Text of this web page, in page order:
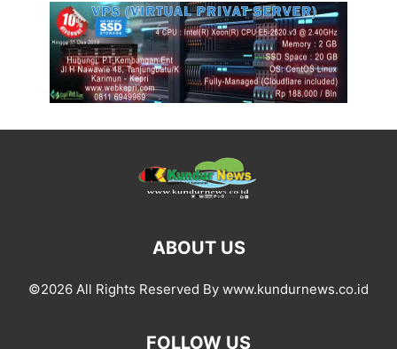
ABOUT US
©2026 All Rights Reserved By www.kundurnews.co.id
FOLLOW US